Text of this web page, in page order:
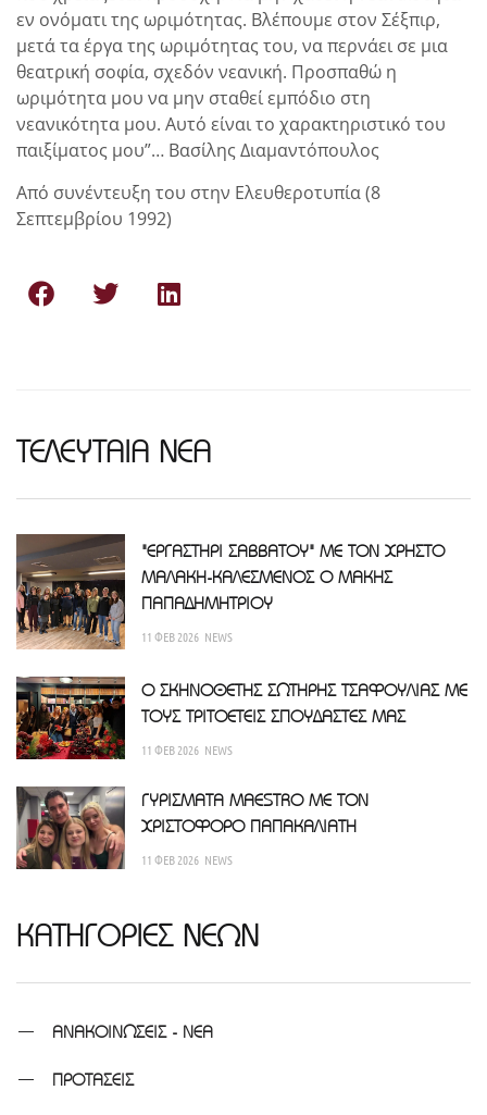
εν ονόματι της ωριμότητας. Βλέπουμε στον Σέξπιρ,
μετά τα έργα της ωριμότητας του, να περνάει σε μια
θεατρική σοφία, σχεδόν νεανική. Προσπαθώ η
ωριμότητα μου να μην σταθεί εμπόδιο στη
νεανικότητα μου. Αυτό είναι το χαρακτηριστικό του
παιξίματος μου”… Βασίλης Διαμαντόπουλος
Aπό συνέντευξη του στην Ελευθεροτυπία (8
Σεπτεμβρίου 1992)
ΤΕΛΕΥΤΑΙΑ ΝΕΑ
"ΕΡΓΑΣΤΗΡΙ ΣΑΒΒΑΤΟΥ" ΜΕ ΤΟΝ ΧΡΗΣΤΟ
ΜΑΛΑΚΗ-ΚΑΛΕΣΜΕΝΟΣ Ο ΜΑΚΗΣ
ΠΑΠΑΔΗΜΗΤΡΙΟΥ
11 ΦΕΒ 2026 NEWS
Ο ΣΚΗΝΟΘΕΤΗΣ ΣΩΤΗΡΗΣ ΤΣΑΦΟΥΛΙΑΣ ΜΕ
ΤΟΥΣ ΤΡΙΤΟΕΤΕΙΣ ΣΠΟΥΔΑΣΤΕΣ ΜΑΣ
11 ΦΕΒ 2026 NEWS
ΓΥΡΙΣΜΑΤΑ MAESTRO ΜΕ ΤΟΝ
ΧΡΙΣΤΟΦΟΡΟ ΠΑΠΑΚΑΛΙΑΤΗ
11 ΦΕΒ 2026 NEWS
ΚΑΤΗΓΟΡΙΕΣ ΝΕΩΝ
ΑΝΑΚΟΙΝΩΣΕΙΣ - ΝΕΑ
ΠΡΟΤΑΣΕΙΣ